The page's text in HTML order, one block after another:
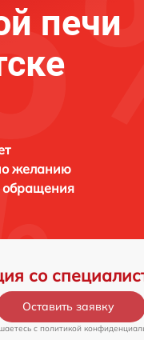
печи
желанию
обращения
со
Оставить заявку
c политикой